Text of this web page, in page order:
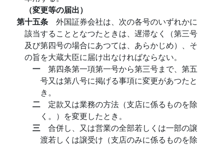
（変更等の届出）
第十五条 外国証券会社は、次の各号のいずれかに
該当することとなつたときは、遅滞なく（第三号
及び第四号の場合にあつては、あらかじめ）、そ
の旨を大蔵大臣に届け出なければならない。
一 第四条第一項第一号から第三号まで、第五
号又は第八号に掲げる事項に変更があつたと
き。
二 定款又は業務の方法（支店に係るものを除
く。）を変更したとき。
三 合併し、又は営業の全部若しくは一部の譲
渡若しくは譲受け（支店のみに係るものを除